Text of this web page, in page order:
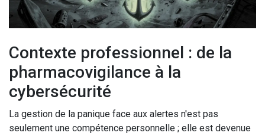
Contexte professionnel : de la
pharmacovigilance à la
cybersécurité
La gestion de la panique face aux alertes n'est pas
seulement une compétence personnelle ; elle est devenue